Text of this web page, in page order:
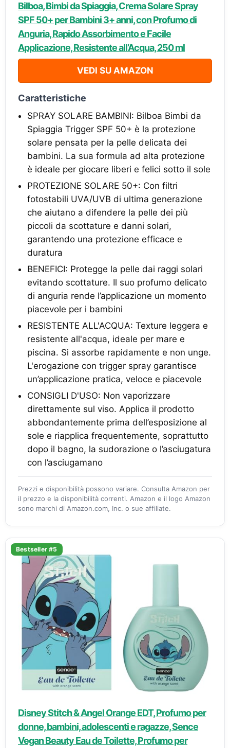
Bilboa, Bimbi da Spiaggia, Crema Solare Spray
SPF 50+ per Bambini 3+ anni, con Profumo di
Anguria, Rapido Assorbimento e Facile
Applicazione, Resistente all’Acqua, 250 ml
VEDI SU AMAZON
Caratteristiche
SPRAY SOLARE BAMBINI: Bilboa Bimbi da
Spiaggia Trigger SPF 50+ è la protezione
solare pensata per la pelle delicata dei
bambini. La sua formula ad alta protezione
è ideale per giocare liberi e felici sotto il sole
PROTEZIONE SOLARE 50+: Con filtri
fotostabili UVA/UVB di ultima generazione
che aiutano a difendere la pelle dei più
piccoli da scottature e danni solari,
garantendo una protezione efficace e
duratura
BENEFICI: Protegge la pelle dai raggi solari
evitando scottature. Il suo profumo delicato
di anguria rende l’applicazione un momento
piacevole per i bambini
RESISTENTE ALL'ACQUA: Texture leggera e
resistente all'acqua, ideale per mare e
piscina. Si assorbe rapidamente e non unge.
L'erogazione con trigger spray garantisce
un’applicazione pratica, veloce e piacevole
CONSIGLI D'USO: Non vaporizzare
direttamente sul viso. Applica il prodotto
abbondantemente prima dell’esposizione al
sole e riapplica frequentemente, soprattutto
dopo il bagno, la sudorazione o l’asciugatura
con l’asciugamano
Prezzi e disponibilità possono variare. Consulta Amazon per
il prezzo e la disponibilità correnti. Amazon e il logo Amazon
sono marchi di Amazon.com, Inc. o sue affiliate.
Bestseller #5
Disney Stitch & Angel Orange EDT, Profumo per
donne, bambini, adolescenti e ragazze, Sence
Vegan Beauty Eau de Toilette, Profumo per